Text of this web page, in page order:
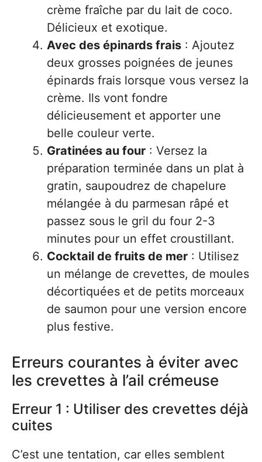
crème fraîche par du lait de coco.
Délicieux et exotique.
Avec des épinards frais : Ajoutez
deux grosses poignées de jeunes
épinards frais lorsque vous versez la
crème. Ils vont fondre
délicieusement et apporter une
belle couleur verte.
Gratinées au four : Versez la
préparation terminée dans un plat à
gratin, saupoudrez de chapelure
mélangée à du parmesan râpé et
passez sous le gril du four 2-3
minutes pour un effet croustillant.
Cocktail de fruits de mer : Utilisez
un mélange de crevettes, de moules
décortiquées et de petits morceaux
de saumon pour une version encore
plus festive.
Erreurs courantes à éviter avec
les crevettes à l’ail crémeuse
Erreur 1 : Utiliser des crevettes déjà
cuites
C’est une tentation, car elles semblent